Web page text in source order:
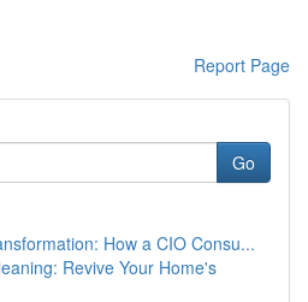
Report Page
Go
How a CIO Consu...
Revive Your Home's